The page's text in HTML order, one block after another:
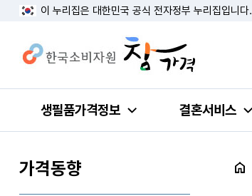
이 누리집은 대한민국 공식 전자정부 누리집입니다.
생필품가격정보 결혼서비스
가격동향